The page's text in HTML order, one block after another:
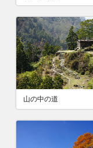
山の中の道